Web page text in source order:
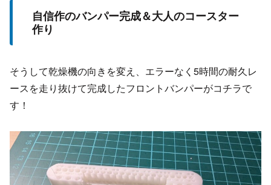
自信作のバンパー完成＆大人のコースター
作り
そうして乾燥機の向きを変え、エラーなく5時間の耐久レ
ースを走り抜けて完成したフロントバンパーがコチラで
す！